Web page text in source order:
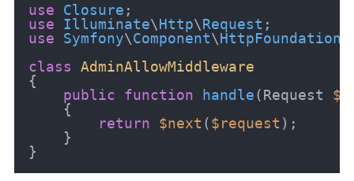
use
Closure
use
Illuminate\Http\Request
use
Symfony\Component\HttpFoundation
class
AdminAllowMiddleware
{
public
function handle(Request
{
return
$next ($request );
    }